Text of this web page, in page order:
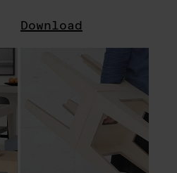
Download